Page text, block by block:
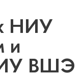
НИУ
и
ВШЭ